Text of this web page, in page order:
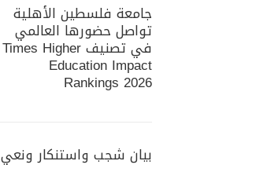
جامعة فلسطين الأهلية
تواصل حضورها العالمي
في تصنيف Times Higher
Education Impact
Rankings 2026
بيان شجب واستنكار ونعي